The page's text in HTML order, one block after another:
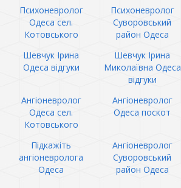
Психоневролог
Одеса сел.
Котовського
Психоневролог
Суворовський
район Одеса
Шевчук Ірина
Одеса відгуки
Шевчук Ірина
Миколаївна Одеса
відгуки
Ангіоневролог
Одеса сел.
Котовського
Ангіоневролог
Одеса поскот
Підкажіть
ангіоневролога
Одеса
Ангіоневролог
Суворовський
район Одеса